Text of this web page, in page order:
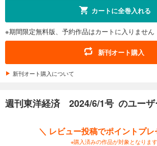
あらすじを表示する
週刊東洋経済 2026/4/11号
880円 (税込)
あらすじを表示する
880 円 (税込)
カートに全巻入れる
※期間限定無料版、予約作品はカートに入りません
新刊オート購入
新刊オート購入について
週刊東洋経済 2024/6/1号 のユーザ
＼ レビュー投稿でポイントプレ
※購入済みの作品が対象となります